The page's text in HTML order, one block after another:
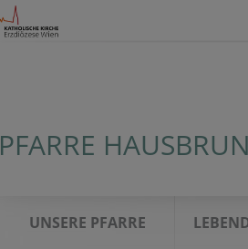
PFARRE
UNSERE PFARRE